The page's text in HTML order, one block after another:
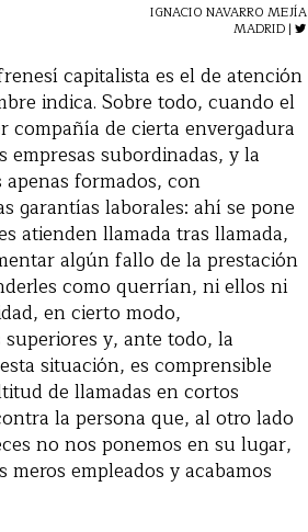
IGNACIO NAVARRO MEJÍA
MADRID |
capitalista es el de atención
indica. Sobre todo, cuando el
de cierta envergadura
subordinadas, y la
formados, con
garantías laborales: ahí se pone
atienden llamada tras llamada,
algún fallo de la prestación
como querrían, ni ellos ni
en cierto modo,
y, ante todo, la
situación, es comprensible
de llamadas en cortos
la persona que, al otro lado
no nos ponemos en su lugar,
empleados y acabamos